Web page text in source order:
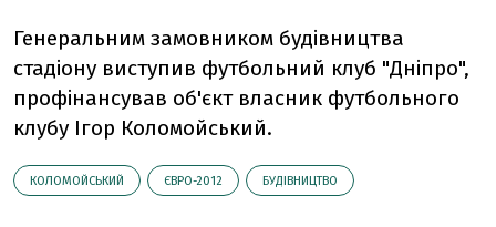
Генеральним замовником будівництва
стадіону виступив футбольний клуб "Дніпро",
профінансував об'єкт власник футбольного
клубу Ігор Коломойський.
КОЛОМОЙСЬКИЙ ЄВРО-2012 БУДІВНИЦТВО